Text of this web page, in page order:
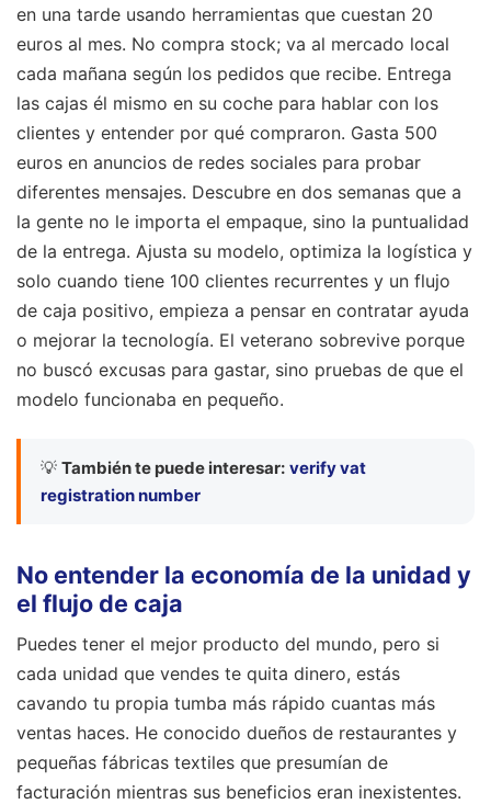
en una tarde usando herramientas que cuestan 20
euros al mes. No compra stock; va al mercado local
cada mañana según los pedidos que recibe. Entrega
las cajas él mismo en su coche para hablar con los
clientes y entender por qué compraron. Gasta 500
euros en anuncios de redes sociales para probar
diferentes mensajes. Descubre en dos semanas que a
la gente no le importa el empaque, sino la puntualidad
de la entrega. Ajusta su modelo, optimiza la logística y
solo cuando tiene 100 clientes recurrentes y un flujo
de caja positivo, empieza a pensar en contratar ayuda
o mejorar la tecnología. El veterano sobrevive porque
no buscó excusas para gastar, sino pruebas de que el
modelo funcionaba en pequeño.
💡 También te puede interesar: verify vat
registration number
No entender la economía de la unidad y
el flujo de caja
Puedes tener el mejor producto del mundo, pero si
cada unidad que vendes te quita dinero, estás
cavando tu propia tumba más rápido cuantas más
ventas haces. He conocido dueños de restaurantes y
pequeñas fábricas textiles que presumían de
facturación mientras sus beneficios eran inexistentes.